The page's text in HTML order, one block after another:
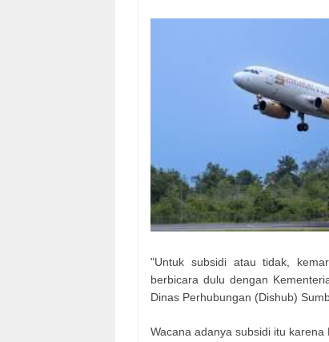
"Untuk subsidi atau tidak,
berbicara dulu dengan
Dinas Perhubungan (Dishub)
Wacana adanya subsidi itu